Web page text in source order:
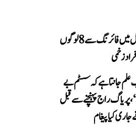
تھائی لینڈ: اسکول میں فائرنگ سے 8 لوگوں
علم جانتا ہے کہ سسٹم بے
پریاگ راج پہنچنے سے قبل
کیا پیغام